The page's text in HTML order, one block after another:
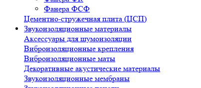
Фанера ФСФ
Цементно-стружечная плита (ЦСП)
Звукоизоляционные материалы
Аксессуары для шумоизоляции
Виброизоляционные крепления
Виброизоляционные маты
Декоративные акустические материалы
Звукоизоляционные мембраны